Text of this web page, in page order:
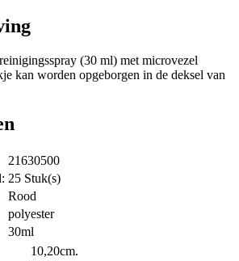
(30 ml) met microvezel
kan worden opgeborgen in de deksel van
21630500
25 Stuk(s)
Rood
polyester
30ml
10,20cm.